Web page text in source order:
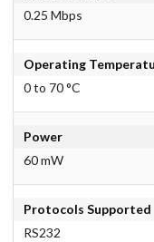
0.25 Mbps
Operating
0 to 70 °C
Power
60 mW
Protocols Supported
RS232